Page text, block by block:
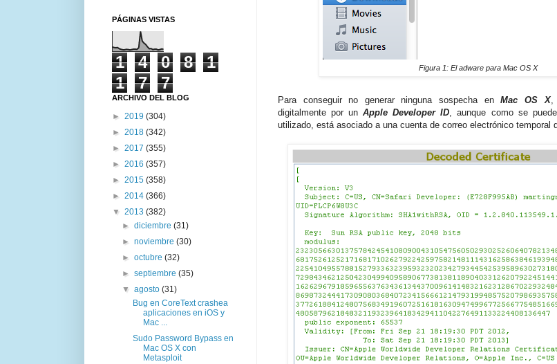
Figura 1: El adware para Mac OS X
Para conseguir no generar ninguna sospecha enMac OS X,
digitalmente por unApple Developer ID, aunque como se
utilizado, está asociado a una cuenta de correo electrónico temporal
PÁGINAS VISTAS
1 4 0 8
1
1
7 7
ARCHIVO DEL BLOG
► 2019 (304)
► 2018 (342)
► 2017 (355)
► 2016 (357)
► 2015 (358)
► 2014 (366)
▼ 2013 (382)
►diciembre(31)
►noviembre(30)
►octubre(32)
►septiembre(35)
▼agosto(31)
Bug en CoreText crashea
aplicaciones en iOS y
Mac ...
Sudo Password Bypass en
Mac OS X con
Metasploit